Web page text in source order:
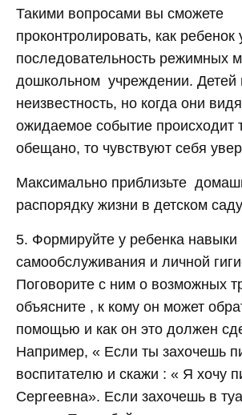
Такими вопросами вы сможете
проконтролировать, как ребенок
последовательность режимных
дошкольном учреждении. Детей
неизвестность, но когда они
ожидаемое событие происходит
обещано, то чувствуют себя
Максимально приблизьте
распорядку жизни в детском
5. Формируйте у ребенка навыки
самообслуживания и личной
Поговорите с ним о возможных
объясните , к кому он может
помощью и как он это должен
Например, « Если ты захочешь
воспитателю и скажи : « Я хочу
Сергеевна». Если захочешь в